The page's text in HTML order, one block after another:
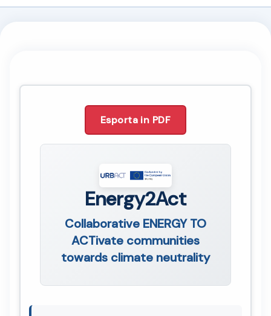
Esporta in PDF
Energy2Act
Collaborative ENERGY TO
ACTivate communities
towards climate neutrality